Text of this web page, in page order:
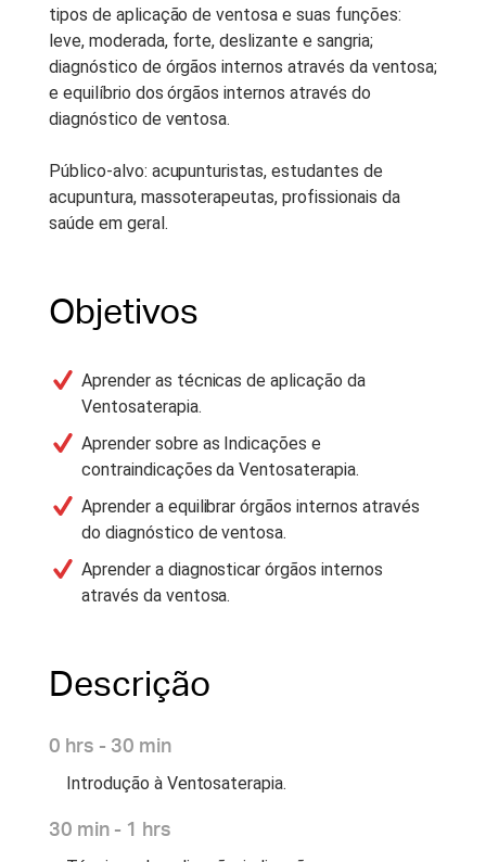
tipos de aplicação de ventosa e suas funções:
leve, moderada, forte, deslizante e sangria;
diagnóstico de órgãos internos através da ventosa;
e equilíbrio dos órgãos internos através do
diagnóstico de ventosa.
Público-alvo: acupunturistas, estudantes de
acupuntura, massoterapeutas, profissionais da
saúde em geral.
Objetivos
Aprender as técnicas de aplicação da
Ventosaterapia.
Aprender sobre as Indicações e
contraindicações da Ventosaterapia.
Aprender a equilibrar órgãos internos através
do diagnóstico de ventosa.
Aprender a diagnosticar órgãos internos
através da ventosa.
Descrição
0 hrs - 30 min
Introdução à Ventosaterapia.
30 min - 1 hrs